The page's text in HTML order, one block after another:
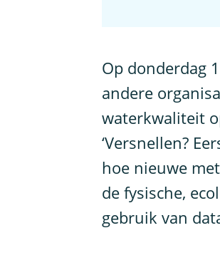
Op donderdag
andere
waterkwaliteit
‘Versnellen?
hoe nieuwe
de fysische,
gebruik van